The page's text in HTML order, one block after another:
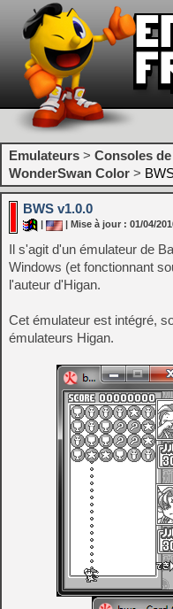
Emulateurs > Consoles
WonderSwan Color >
BWS v1.0.0
| Mise à jour : 01/04/
Il s'agit d'un émulateur de
Windows (et fonctionnant
l'auteur d'Higan.
Cet émulateur est intégré,
émulateurs Higan.